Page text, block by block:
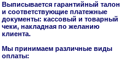
Выписывается гарантийный талон
и соответствующие платежные
документы: кассовый и товарный
чеки, накладная по желанию
клиента.
Мы принимаем различные виды
оплаты: